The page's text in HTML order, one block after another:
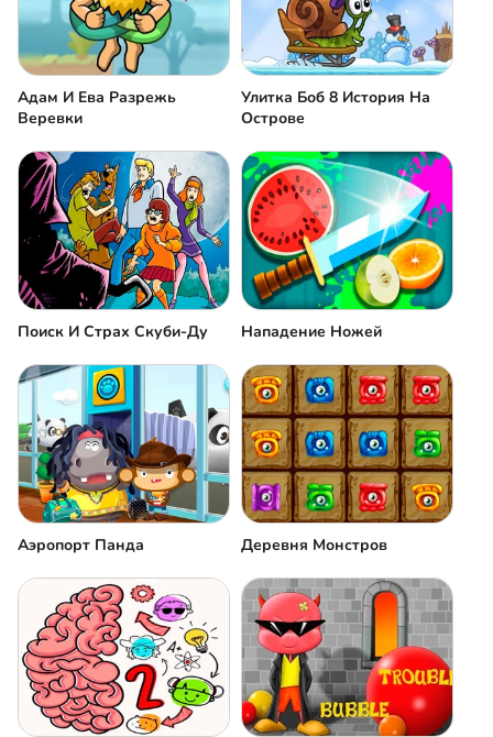
Адам И Ева Разрежь
Веревки
Улитка Боб 8 История На
Острове
Поиск И Страх Скуби-Ду Нападение Ножей
Аэропорт Панда Деревня Монстров